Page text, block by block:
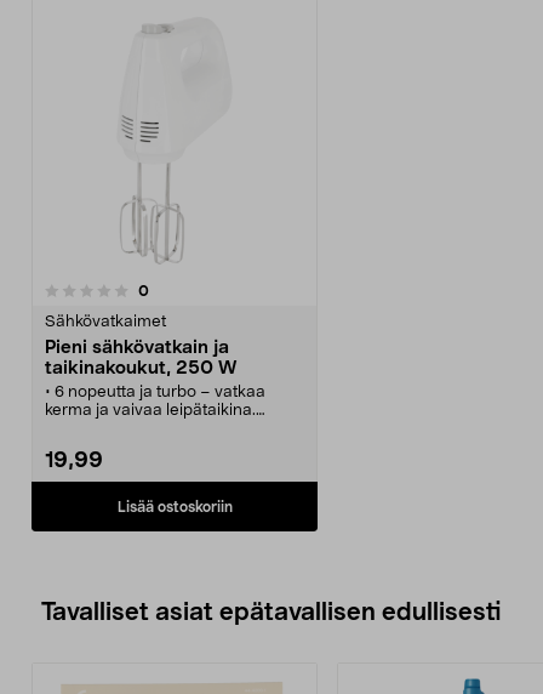
0arvostelut
Sähkövatkaimet
Pieni sähkövatkain ja
taikinakoukut, 250 W
• 6 nopeutta ja turbo – vatkaa
kerma ja vaivaa leipätaikina.
• Johdollinen sähkövatkain –
miellyttävä kädensija ja kevyt.
• Voidaan pestä
19,99
Lisää ostoskoriin
Tavalliset asiat epätavallisen edullisesti